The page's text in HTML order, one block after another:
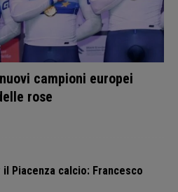
campioni europei
rose
il Piacenza calcio: Francesco